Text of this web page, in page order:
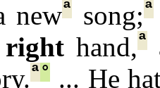
newª song;ª
right hand,ª
ª°... He